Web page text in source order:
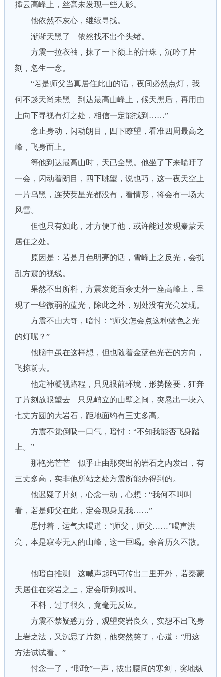
揷云高峰上，丝毫未发现一些人影。
他依然不灰心，继续寻找。
渐渐天黑了，依然找不出个头绪。
方震一拉衣袖，抹了一下额上的汗珠，沉吟了片
刻，忽生一念。
“若是师父当真居住此山的话，夜间必然点灯，我
何不趁天尚未黑，到达最高山峰上，候天黑后，再用由
上向下寻视有灯之处，相信一定能找到……”
念止身动，闪动朗目，四下瞭望，看准四周最高之
峰，飞身而上。
等他到达最高山时，天已全黑。他坐了下来喘吁了
一会，闪动着朗目，四下眺望，说也巧，这一夜天空上
一片乌黑，连荧荧星光都没有，看情形，将会有一场大
风雪。
但也只有如此，才方便了他，或许能过发现秦蒙天
居住之处。
原因是：若是月色明亮的话，雪峰上之反光，会扰
乱方震的视线。
果然不出所料，方震发觉百余丈外一座高峰上，呈
现了一些微弱的蓝光，除此之外，别处没有光亮发现。
方震不由大奇，暗忖：“师父怎会点这种蓝色之光
的灯呢？”
他脑中虽在这样想，但也随着金蓝色光芒的方向，
飞掠前去。
他定神凝视路程，只见眼前环境，形势险要，狂奔
了片刻放眼望去，只见峭立的山壁之间，突悬出一块六
七丈方圆的大岩石，距地面约有三丈多高。
方震不觉倒吸一口气，暗忖：“不知我能否飞身踏
上。”
那艳光芒芒，似乎止由那突出的岩石之内发出，有
三丈多高，实非他所站之处方震所能办得到的。
他迟疑了片刻，心念一动，心想：“我何不叫叫
看，若是师父在此，定会现身见我……”
思忖着，运气大喝道：“师父，师父……”喝声洪
亮，本是寂岑无人的山峰，这一巨喝。余音历久不散。
他暗自推测，这喊声起码可传出二里开外，若秦蒙
天居住在突岩之上，定会听到喊叫。
不料，过了很久，竟毫无反应。
方震不禁疑惑万分，观望突岩良久，实想不出飞身
上岩之法，又沉思了片刻，他突然笑了，心道：“用这
方法试试看。”
忖念一了，“瑯玱”一声，拔出腰间的寒剑，突地纵